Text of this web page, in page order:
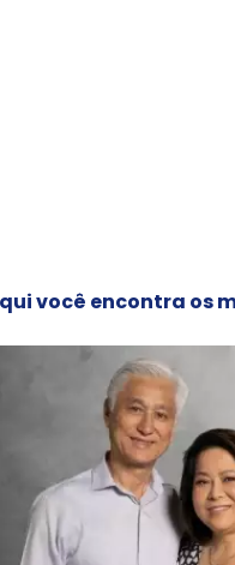
você encontra os